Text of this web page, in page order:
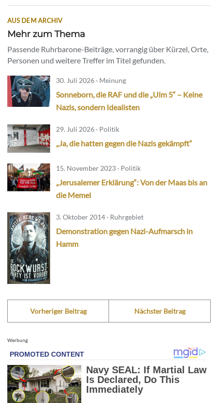
AUS DEM ARCHIV
Mehr zum Thema
Passende Ruhrbarone-Beiträge, vorrangig über Kürzel, Orte,
Personen und weitere Treffer im Titel gefunden.
30. Juli 2026 · Meinung
Sonneborn, die RAF und die „Ulm 5“ – Keine
Nazis, sondern Idealisten
29. Juli 2026 · Politik
„Ja, die hatten gegen die Nazis gekämpft“
15. November 2023 · Politik
„Jerusalemer Erklärung“: Von der Maas bis an
die Memel
3. Oktober 2014 · Ruhrgebiet
Demonstration gegen Nazi-Aufmarsch in
Hamm
Vorheriger Beitrag Nächster Beitrag
Werbung